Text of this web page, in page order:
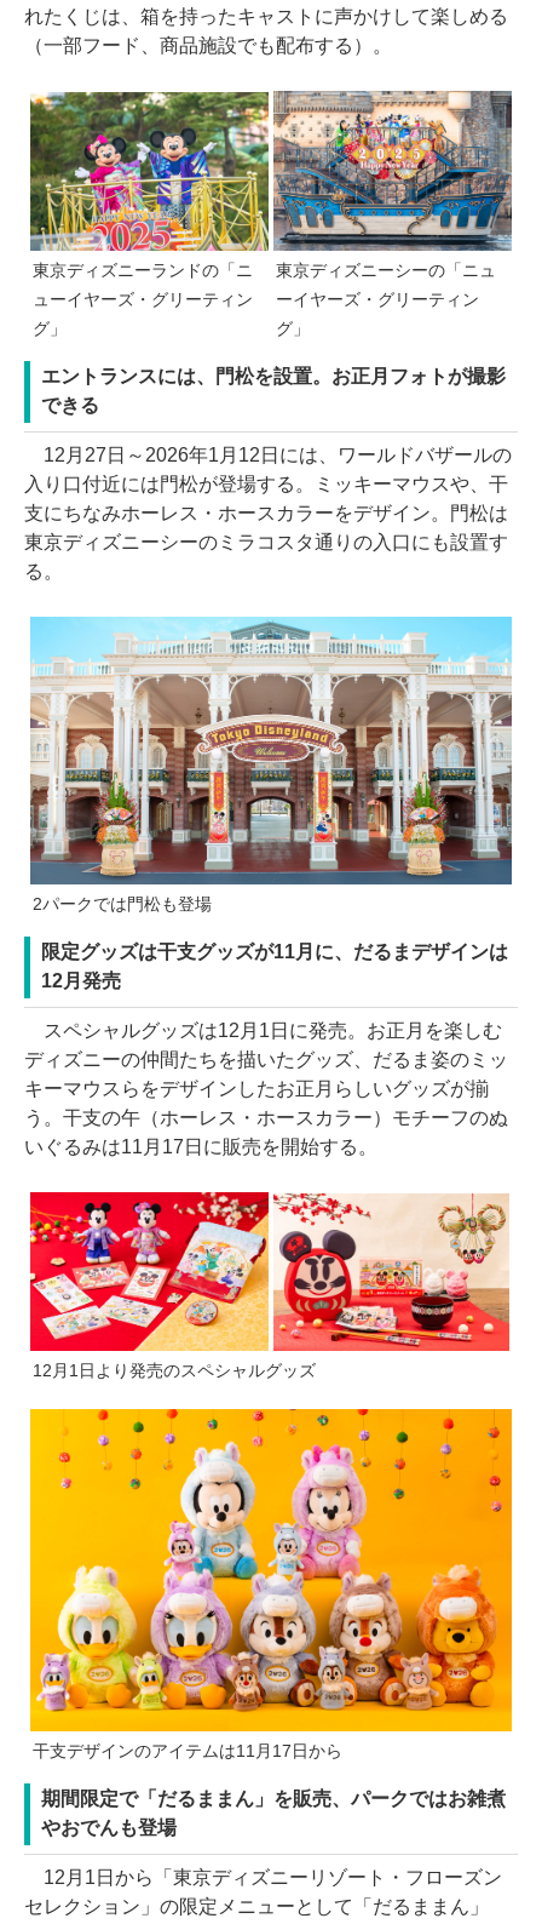
れたくじは、箱を持ったキャストに声かけして楽しめる
（一部フード、商品施設でも配布する）。
東京ディズニーランドの「ニ
ューイヤーズ・グリーティン
グ」
東京ディズニーシーの「ニュ
ーイヤーズ・グリーティン
グ」
エントランスには、門松を設置。お正月フォトが撮影
できる
12月27日～2026年1月12日には、ワールドバザールの
入り口付近には門松が登場する。ミッキーマウスや、干
支にちなみホーレス・ホースカラーをデザイン。門松は
東京ディズニーシーのミラコスタ通りの入口にも設置す
る。
2パークでは門松も登場
限定グッズは干支グッズが11月に、だるまデザインは
12月発売
スペシャルグッズは12月1日に発売。お正月を楽しむ
ディズニーの仲間たちを描いたグッズ、だるま姿のミッ
キーマウスらをデザインしたお正月らしいグッズが揃
う。干支の午（ホーレス・ホースカラー）モチーフのぬ
いぐるみは11月17日に販売を開始する。
12月1日より発売のスペシャルグッズ
干支デザインのアイテムは11月17日から
期間限定で「だるままん」を販売、パークではお雑煮
やおでんも登場
12月1日から「東京ディズニーリゾート・フローズン
セレクション」の限定メニューとして「だるままん」